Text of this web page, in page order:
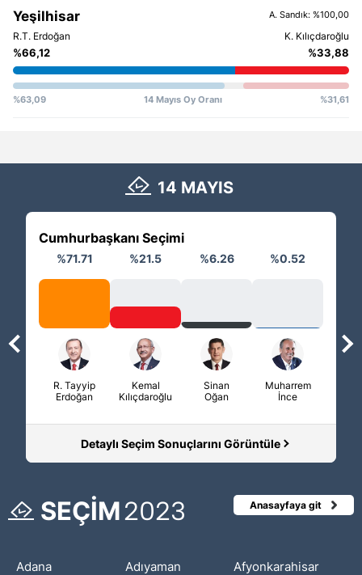
Yeşilhisar
%66,12
%63,09 14 Mayıs Oy Oranı %31,61
%33,88
A. Sandık: %100,00
14 MAYIS
Cumhurbaşkanı Seçimi
%71.71 %21.5 %6.26 %0.52
Detaylı Seçim Sonuçlarını Görüntüle
SEÇİM2023 Anasayfaya git
Adana Adıyaman Afyonkarahisar